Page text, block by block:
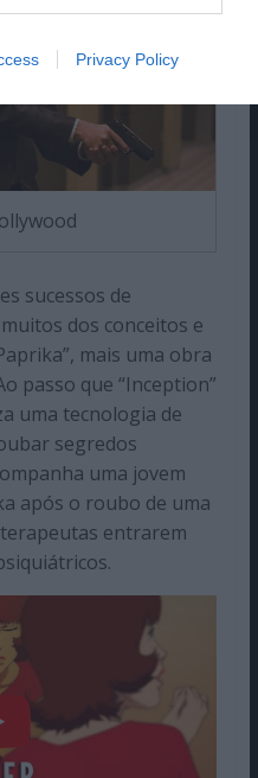
Privacy Policy
sucessos de
dos conceitos e
mais uma obra
passo que “Inception”
uma tecnologia de
segredos
uma jovem
após o roubo de uma
entrarem